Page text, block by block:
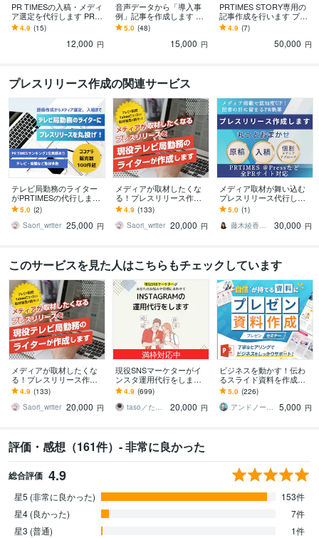
PR TIMESの入稿・メディ
ア選定を代行します PRTI
MESを初めて利用する方
にオススメです！
4.9 (15)
12,000 円
音声データから「導入事
例」記事を作成します 文
字起こし不要！インタビ
ュー音声を元に記事の作
5.0 (48)
15,000 円
PRTIMES STORY専用の
記事作成を行います プレ
スリリースより「深
く」。取材・入稿すべて
込みの価格です。
4.9 (7)
50,000 円
プレスリリース作成の関連サービス
テレビ局勤務のライター
がPRTIMESの代行します
取材実績多数！記事作成
からメディア選定、入稿
まで丸投げ！
5.0 (2)
Saori_writer 25,000 円
メディアが取材したくな
る！プレスリリース作成
します 現役テレビ局勤務
のライターが「メディア
視点」で執筆します
4.9 (133)
Saori_writer 20,000 円
メディア取材が舞い込む
プレスリリース代行しま
す 1通のプレスリリースか
らメディア取材連続獲得
実績あり
5.0 (1)
藤木綾香 セールスライター
30,000 円
このサービスを見た人はこちらもチェックしています
メディアが取材したくな
る！プレスリリース作成
します 現役テレビ局勤務
のライターが「メディア
視点」で執筆します
4.9 (133)
Saori_writer 20,000 円
満枠対応中
現役SNSマーケターがイ
ンスタ運用代行をします
『画像制作のみ』から
『全部おまかせ』まで！
最適プランを提案！
4.9 (699)
taso／たそ｜SNSマーケター
20,000 円
ビジネスを動かす！伝わ
るスライド資料を作成し
ます 営業資料・プレゼン
資料・企画書・セミナー
資料のパワポ作成
5.0 (226)
アンドノーツ｜スライドデザイナー
5,000 円
評価・感想（161件）- 非常に良かった
総合評価 4.9
星5 (非常に良かった)
153件
星4 (良かった)
7件
星3 (普通)
1件